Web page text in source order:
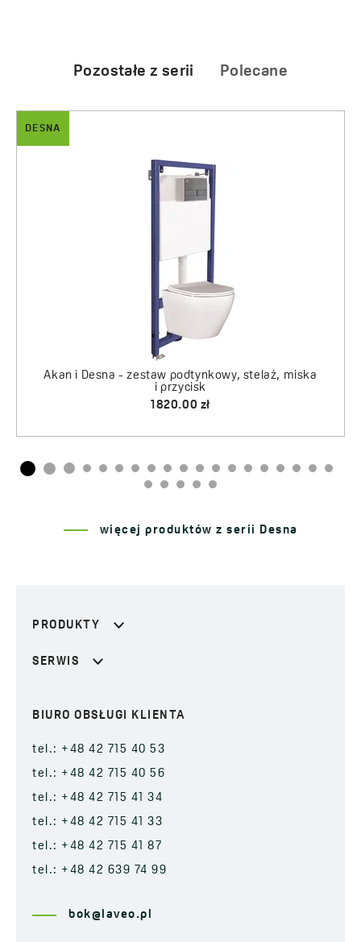
Pozostałe z serii Polecane
DESNA
Akan i Desna - zestaw podtynkowy, stelaż, miska
i przycisk
Preparat do czyszczenia armatury
30.00 zł
więcej produktów z serii Desna
PRODUKTY
SERWIS
BIURO OBSŁUGI KLIENTA
tel.: +48 42 715 40 53
tel.: +48 42 715 40 56
tel.: +48 42 715 41 34
tel.: +48 42 715 41 33
tel.: +48 42 715 41 87
tel.: +48 42 639 74 99
bok@laveo.pl